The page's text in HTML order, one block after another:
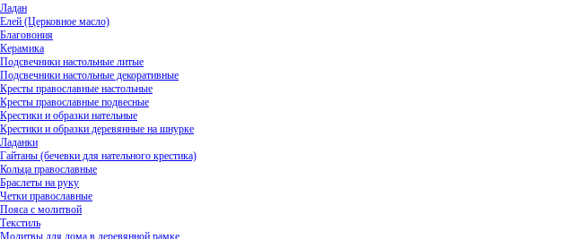
Ладан
Елей (Церковное масло)
Благовония
Керамика
Подсвечники настольные литые
Подсвечники настольные декоративные
Кресты православные настольные
Кресты православные подвесные
Крестики и образки нательные
Крестики и образки деревянные на шнурке
Ладанки
Гайтаны (бечевки для нательного крестика)
Кольца православные
Браслеты на руку
Четки православные
Пояса с молитвой
Текстиль
Молитвы для дома в деревянной рамке